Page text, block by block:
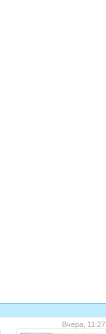
Вчера, 11:27